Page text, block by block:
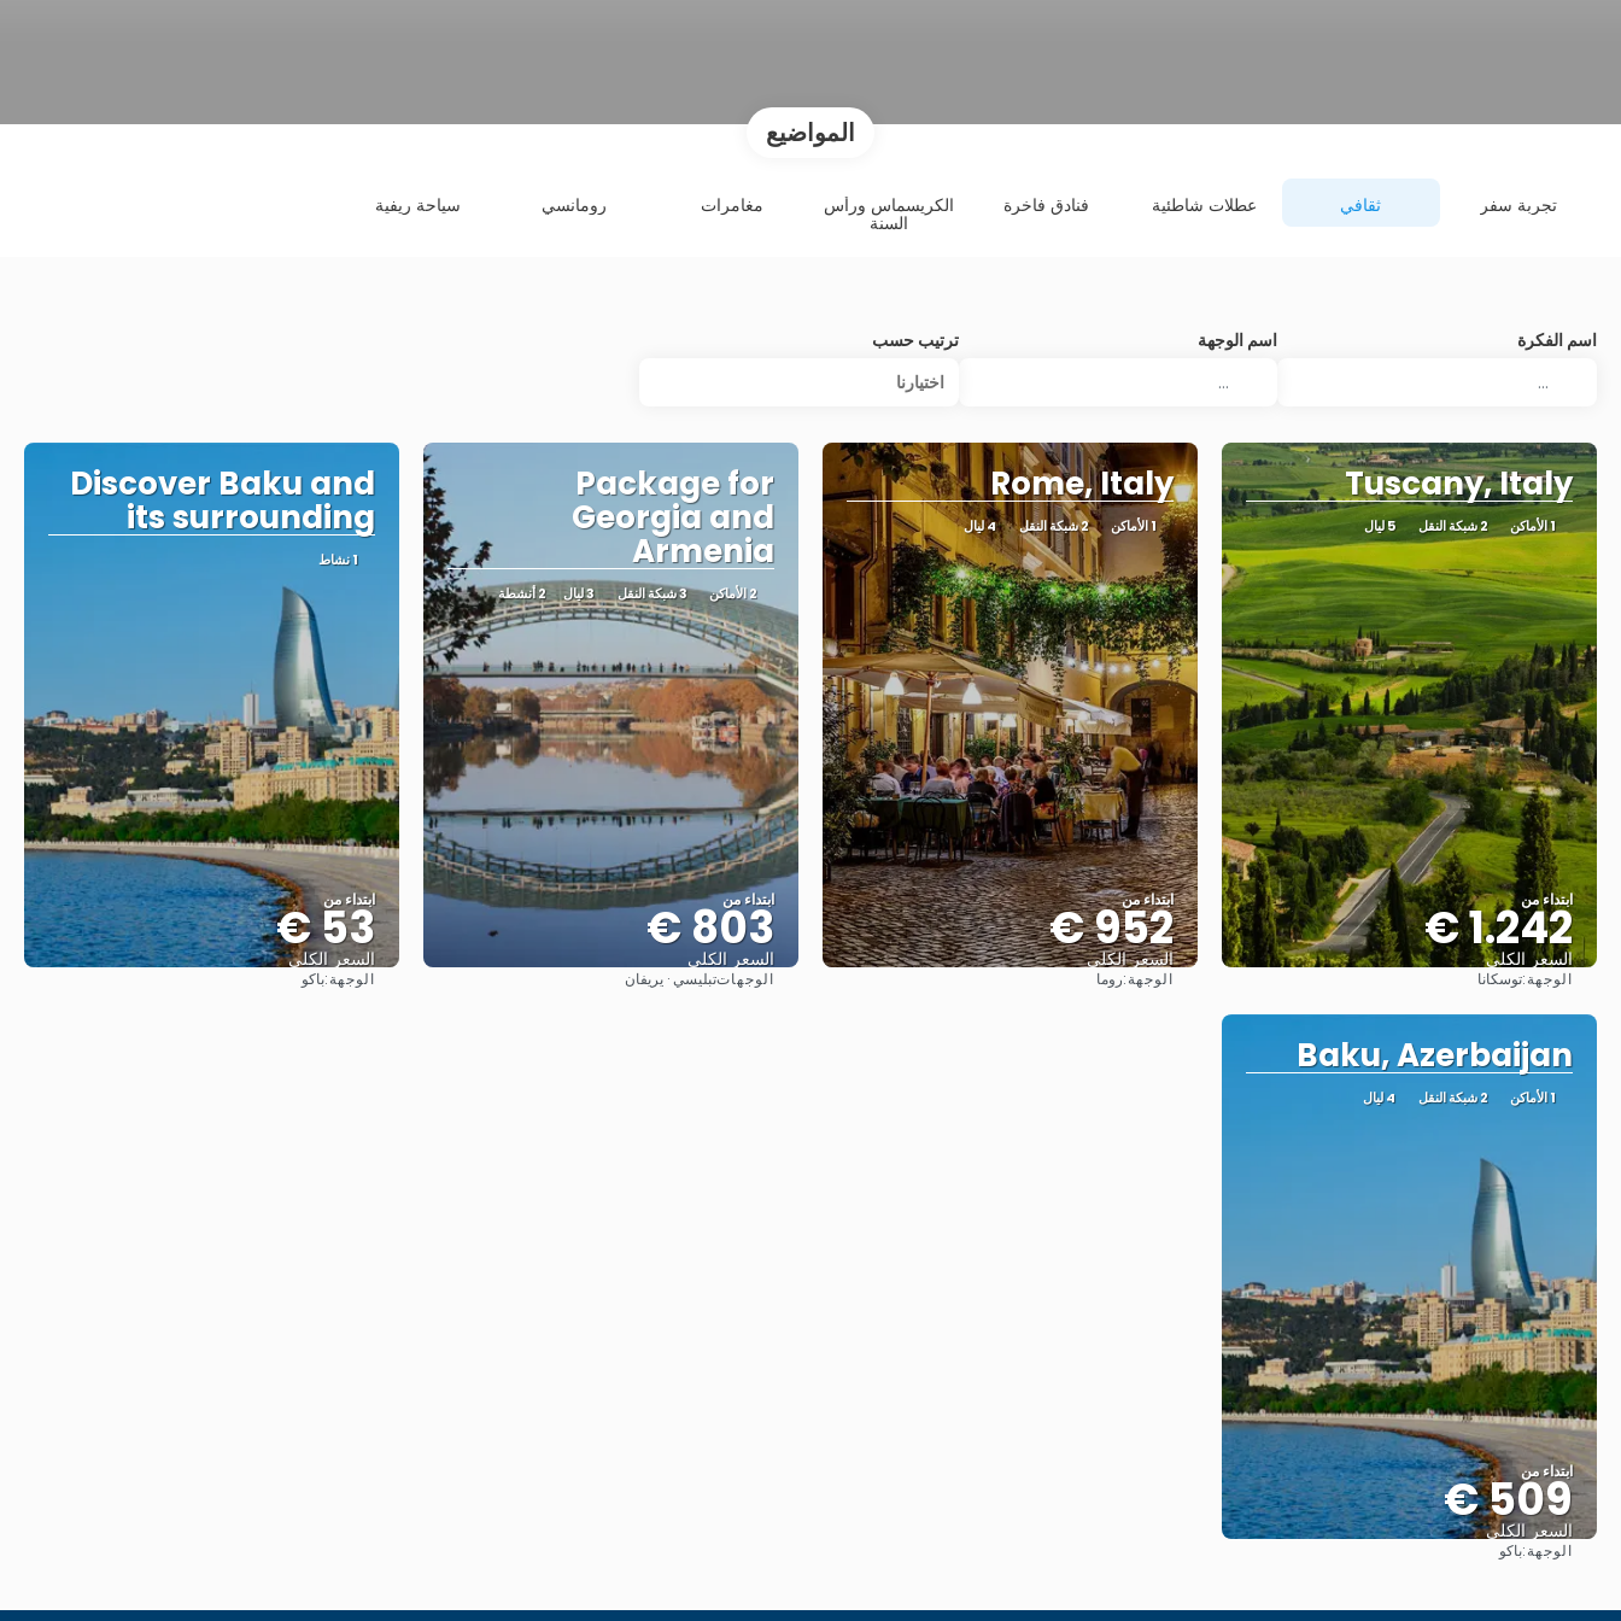
المواضيع
تجربة سفر ثقافي عطلات شاطئية فنادق فاخرة الكريسماس ورأس
السنة
مغامرات رومانسي سياحة ريفية
اسم الفكرة اسم الوجهة
ترتيب حسب
اختيارنا
Tuscany, Italy
1 الأماكن 2 شبكة النقل 5 ليال
ابتداء من
1.242 €
السعر الكلي
الوجهة:توسكانا
Rome, Italy
1 الأماكن 2 شبكة النقل 4 ليال
ابتداء من
952 €
السعر الكلي
الوجهة:روما
Package for
Georgia and
Armenia
2 الأماكن 3 شبكة النقل 3 ليال 2 أنشطة
ابتداء من
803 €
السعر الكلي
شاهد
الوجهاتتبليسي · يريفان
Discover Baku and
its surrounding
1 نشاط
ابتداء من
53 €
السعر الكلي
الوجهة:باكو
Baku, Azerbaijan
1 الأماكن 2 شبكة النقل 4 ليال
ابتداء من
509 €
السعر الكلي
الوجهة:باكو